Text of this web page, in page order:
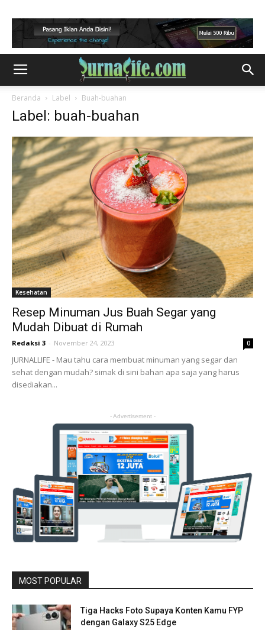
Beranda Label Buah-buahan
Label: buah-buahan
Kesehatan
Resep Minuman Jus Buah Segar yang
Mudah Dibuat di Rumah
Redaksi 3 - November 24, 2023 0
JURNALLIFE - Mau tahu cara membuat minuman yang segar dan
sehat dengan mudah? simak di sini bahan apa saja yang harus
disediakan...
- Advertisement -
MOST POPULAR
Tiga Hacks Foto Supaya Konten Kamu FYP
dengan Galaxy S25 Edge